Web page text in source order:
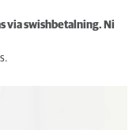
via swishbetalning. Ni